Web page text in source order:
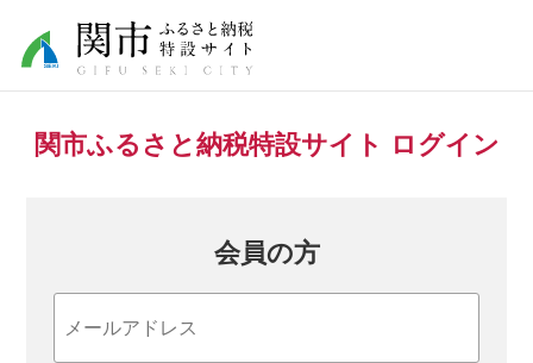
関市ふるさと納税特設サイト ログイン
会員の方